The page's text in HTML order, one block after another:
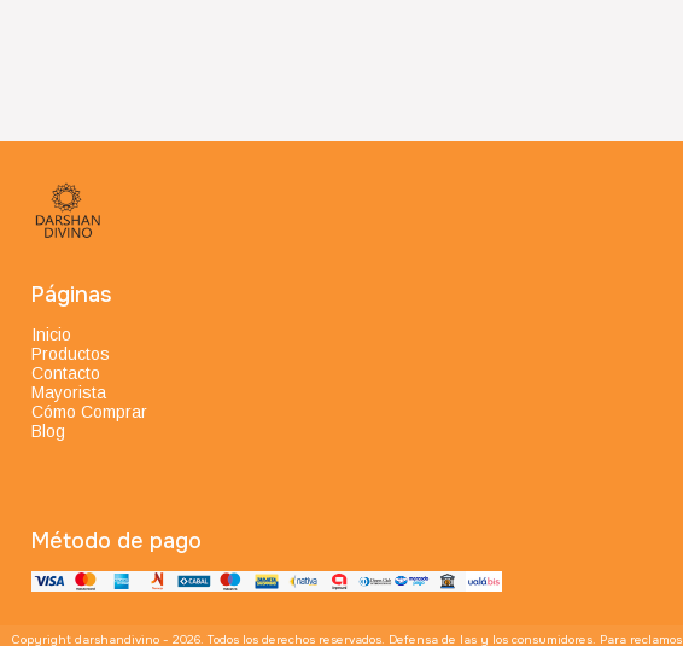
Páginas
Inicio
Productos
Contacto
Mayorista
Cómo Comprar
Blog
Método de pago
Copyright darshandivino - 2026. Todos los derechos reservados. Defensa de las y los consumidores. Para reclamos